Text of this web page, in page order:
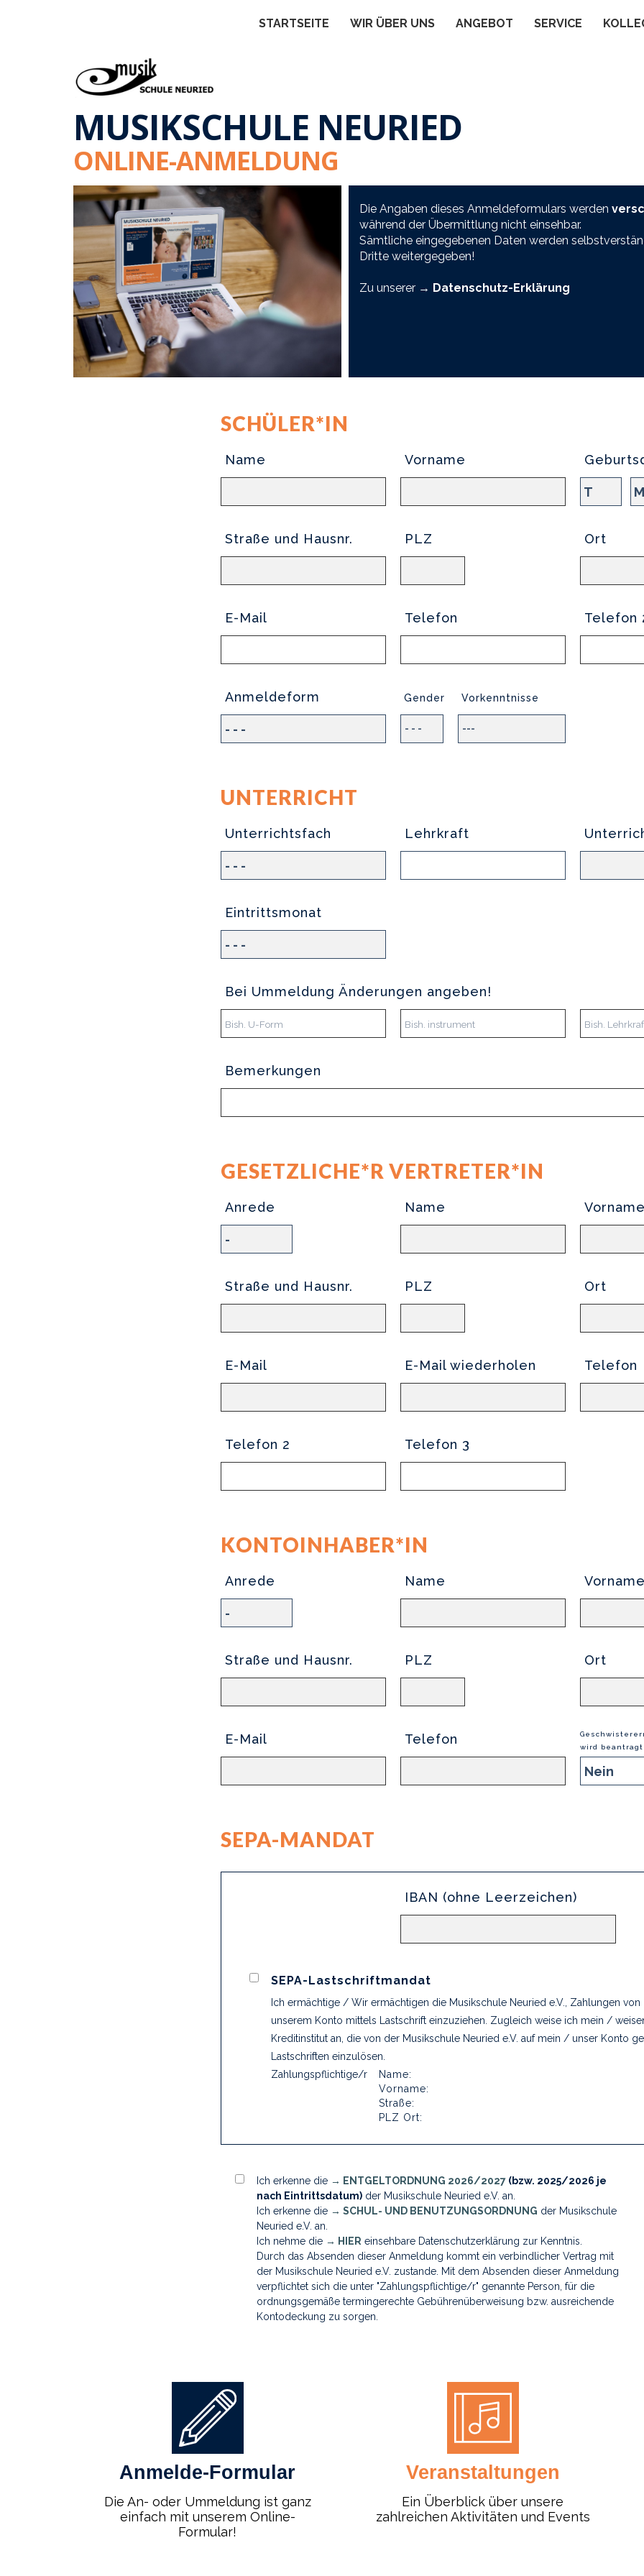
STARTSEITE WIR ÜBER UNS ANGEBOT SERVICE
MUSIKSCHULE NEURIED
ONLINE-ANMELDUNG
Die Angaben dieses Anmeldeformulars werden
während der Übermittlung nicht einsehbar.
Sämtliche eingegebenen Daten werden
Dritte weitergegeben!
Zu unserer → Datenschutz-Erklärung
Anmeldeform
Name Vorname
Gender Vorkenntnisse
Straße und Hausnr. PLZ Ort
E-Mail Telefon Telefon
Unterrichtsfach Lehrkraft
Bei Ummeldung Änderungen angeben!
Eintrittsmonat
Anrede Name
Straße und Hausnr. PLZ Ort
E-Mail Telefon
Telefon 2
E-Mail wiederholen
Telefon 3
Anrede Name
Straße und Hausnr. PLZ Ort
E-Mail Telefon
Bemerkungen
SCHÜLER*IN
UNTERRICHT
GESETZLICHE*R VERTRETER*IN
KONTOINHABER*IN
wird beantragt
SEPA-Lastschriftmandat
Ich ermächtige / Wir ermächtigen die Musikschule Neuried e.V., Zahlungen
unserem Konto mittels Lastschrift einzuziehen. Zugleich weise ich mein /
Kreditinstitut an, die von der Musikschule Neuried e.V. auf mein / unser Konto
Lastschriften einzulösen.
Zahlungspflichtige/r
Name:
Vorname:
Straße:
PLZ Ort:
IBAN (ohne Leerzeichen)
SEPA-MANDAT
Ich erkenne die → ENTGELTORDNUNG 2026/2027 (bzw. 2025/2026 je
nach Eintrittsdatum) der Musikschule Neuried e.V. an.
Ich erkenne die → SCHUL- UND BENUTZUNGSORDNUNG der Musikschule
Neuried e.V. an.
Ich nehme die → HIER einsehbare Datenschutzerklärung zur Kenntnis.
Durch das Absenden dieser Anmeldung kommt ein verbindlicher Vertrag mit
der Musikschule Neuried e.V. zustande. Mit dem Absenden dieser Anmeldung
verpflichtet sich die unter "Zahlungspflichtige/r" genannte Person, für die
ordnungsgemäße termingerechte Gebührenüberweisung bzw. ausreichende
Kontodeckung zu sorgen.
Anmelde-Formular
Die An- oder Ummeldung ist ganz
einfach mit unserem Online-
Formular!
Veranstaltungen
Ein Überblick über unsere
zahlreichen Aktivitäten und Events